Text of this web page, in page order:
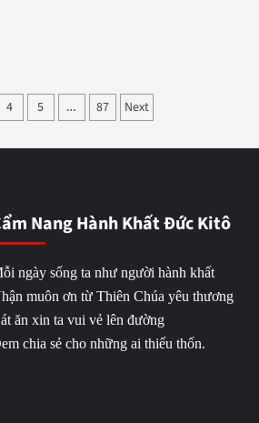
4 5 … 87 Next
Nang Hành Khất Đức Kitô
ngày sống ta như người hành khất
muôn ơn từ Thiên Chúa yêu thương
ăn xin ta vui vẻ lên đường
chia sẻ cho những ai thiếu thốn.